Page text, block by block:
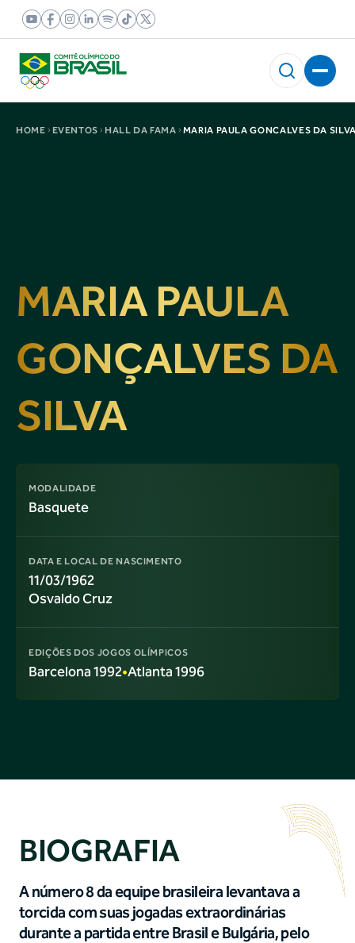
HOME EVENTOS HALL DA FAMA MARIA PAULA GONCALVES DA
MARIA PAULA
GONÇALVES DA
SILVA
MODALIDADE
Basquete
DATA E LOCAL DE NASCIMENTO
11/03/1962
Osvaldo Cruz
EDIÇÕES DOS JOGOS OLÍMPICOS
Barcelona 1992•Atlanta 1996
BIOGRAFIA
A número 8 da equipe brasileira levantava a
torcida com suas jogadas extraordinárias
durante a partida entre Brasil e Bulgária, pelo